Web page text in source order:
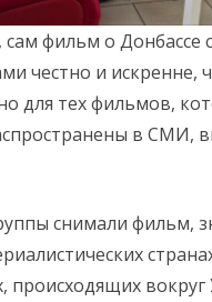
сам фильм о Донбассе
честно и искренне,
для тех фильмов,
в СМИ,
снимали фильм,
происходящих